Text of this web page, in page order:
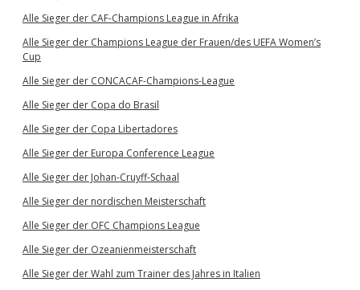
Alle Sieger der CAF-Champions League in Afrika
Alle Sieger der Champions League der Frauen/des UEFA Women’s
Cup
Alle Sieger der CONCACAF-Champions-League
Alle Sieger der Copa do Brasil
Alle Sieger der Copa Libertadores
Alle Sieger der Europa Conference League
Alle Sieger der Johan-Cruyff-Schaal
Alle Sieger der nordischen Meisterschaft
Alle Sieger der OFC Champions League
Alle Sieger der Ozeanienmeisterschaft
Alle Sieger der Wahl zum Trainer des Jahres in Italien